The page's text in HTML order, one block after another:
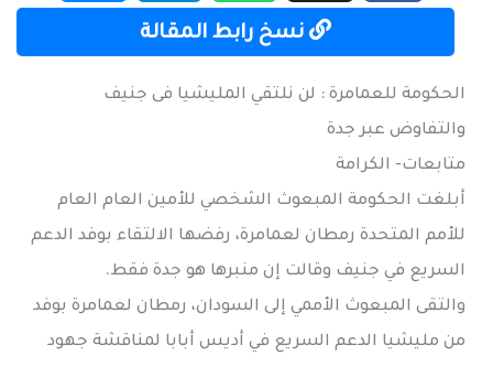
نسخ رابط المقالة
الحكومة للعمامرة : لن نلتقي المليشيا فى جنيف
والتفاوض عبر جدة
متابعات- الكرامة
أبلغت الحكومة المبعوث الشخصي للأمين العام العام
للأمم المتحدة رمطان لعمامرة، رفضها الالتقاء بوفد الدعم
السريع في جنيف وقالت إن منبرها هو جدة فقط.
والتقى المبعوث الأممي إلى السودان، رمطان لعمامرة بوفد
من مليشيا الدعم السريع في أديس أبابا لمناقشة جهود